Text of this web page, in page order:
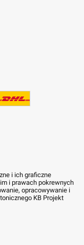
i ich graficzne
i prawach pokrewnych
opracowywanie i
KB Projekt